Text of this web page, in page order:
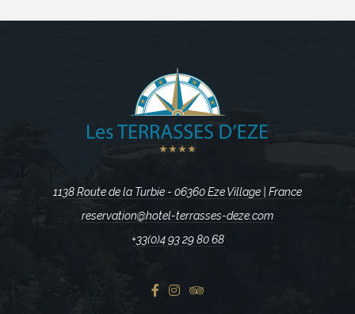
1138 Route de la Turbie - 06360 Eze Village | France
reservation@hotel-terrasses-deze.com
+33(0)4 93 29 80 68